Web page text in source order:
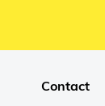
Contact